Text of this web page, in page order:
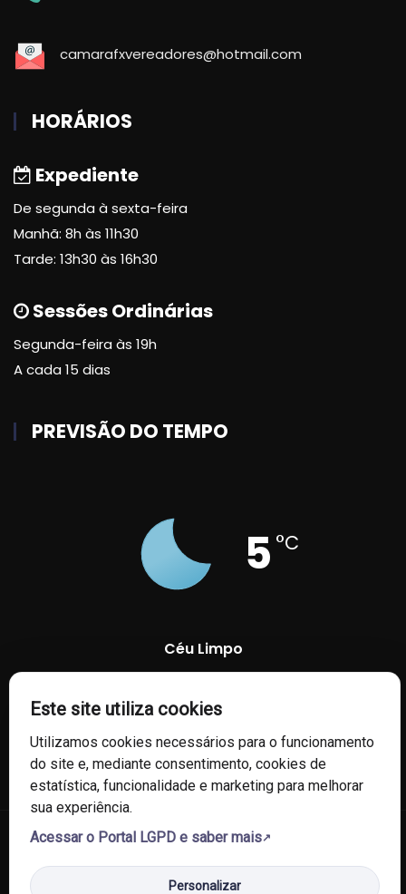
camarafxvereadores@hotmail.com
HORÁRIOS
Expediente
De segunda à sexta-feira
Manhã: 8h às 11h30
Tarde: 13h30 às 16h30
Sessões Ordinárias
Segunda-feira às 19h
A cada 15 dias
PREVISÃO DO TEMPO
5 °C
Céu Limpo
Este site utiliza cookies
Utilizamos cookies necessários para o funcionamento
do site e, mediante consentimento, cookies de
estatística, funcionalidade e marketing para melhorar
sua experiência.
Acessar o Portal LGPD e saber mais
Personalizar